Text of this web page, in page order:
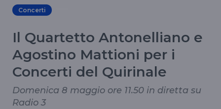
Concerti
Il Quartetto Antonelliano e
Agostino Mattioni per i
Concerti del Quirinale
Domenica 8 maggio ore 11.50 in diretta su
Radio 3